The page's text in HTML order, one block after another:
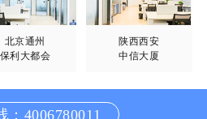
北京通州
保利大都会
陕西西安
中信大厦
：4006780011